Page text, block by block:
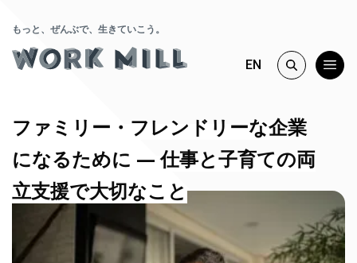
もっと、ぜんぶで、生きていこう。
EN
ファミリー・フレンドリーな企業
になるために ― 仕事と子育ての両
立支援で大切なこと